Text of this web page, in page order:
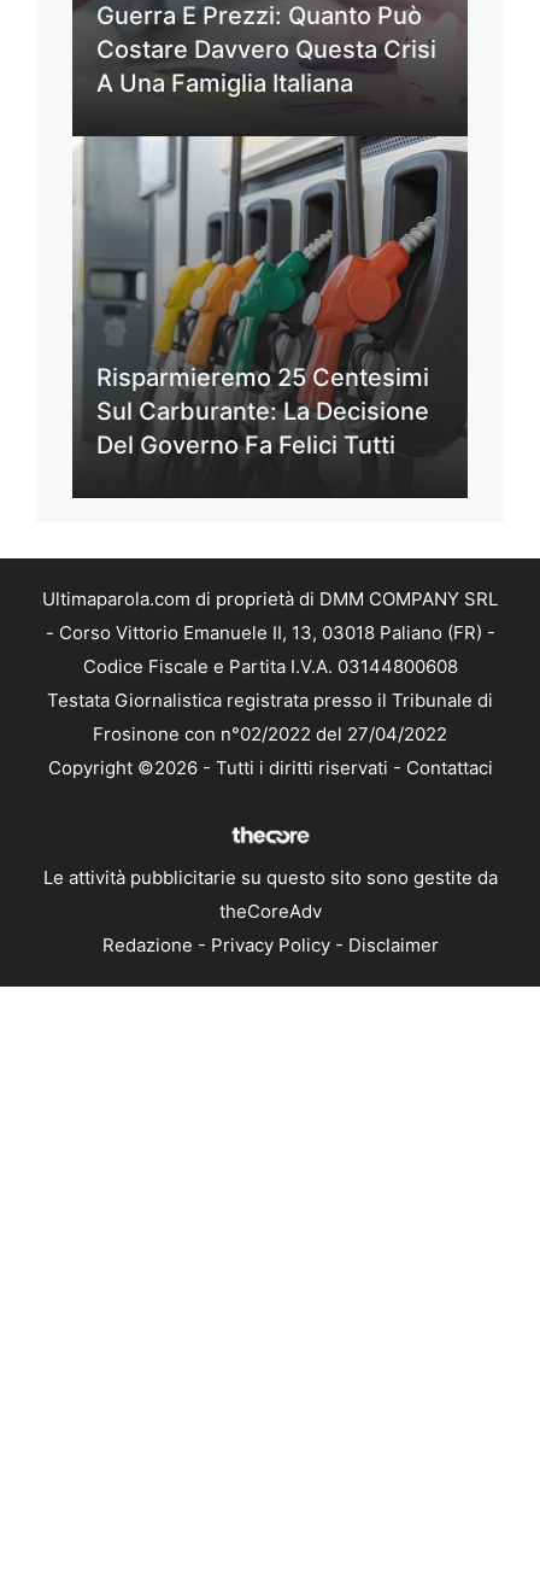
Guerra E Prezzi: Quanto Può
Costare Davvero Questa Crisi
A Una Famiglia Italiana
Risparmieremo 25 Centesimi
Sul Carburante: La Decisione
Del Governo Fa Felici Tutti
Ultimaparola.com di proprietà di DMM COMPANY SRL
- Corso Vittorio Emanuele II, 13, 03018 Paliano (FR) -
Codice Fiscale e Partita I.V.A. 03144800608
Testata Giornalistica registrata presso il Tribunale di
Frosinone con n°02/2022 del 27/04/2022
Copyright ©2026 - Tutti i diritti riservati - Contattaci
Le attività pubblicitarie su questo sito sono gestite da
theCoreAdv
Redazione - Privacy Policy- Disclaimer